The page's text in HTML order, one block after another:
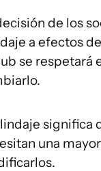
de los
a efectos
se respetará
significa
una